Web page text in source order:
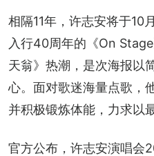
相隔11年，许志安将于10
入行40周年的《On
天翁》热潮，是次海报以
心。面对歌迷海量点歌，
并积极锻炼体能，力求以
官方公布，许志安演唱会